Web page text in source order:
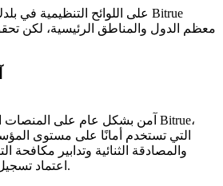
معظم الدول والمناطق الرئيسية، لكن
التي تستخدم أمانًا على مستوى
والمصادقة الثنائية وتدابير مكافحة
اعتماد تسجيل الدخول الخاصة بك دائمًا.